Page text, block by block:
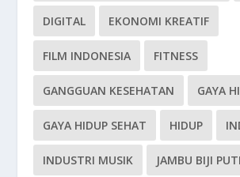
DIGITAL EKONOMI KREATIF
FILM INDONESIA FITNESS
GANGGUAN KESEHATAN GAYA
GAYA HIDUP SEHAT HIDUP
INDUSTRI MUSIK JAMBU BIJI